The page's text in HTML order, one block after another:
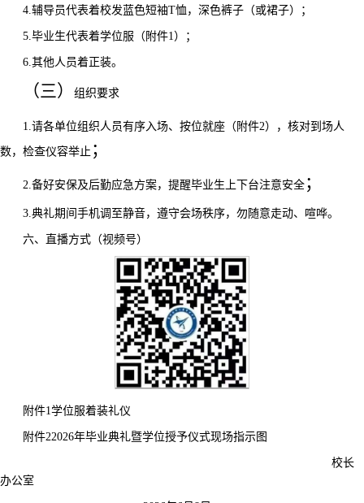
4.辅导员代表着校发蓝色短袖T恤，深色裤子（或裙子）；
5.毕业生代表着学位服（附件1）；
6.其他人员着 正装。
（三） 组织要求
1.请各单位组织人员有序入场、按位就座 （附件2），核对到场人
数，检查仪容举止 ；
2.备好安保及后勤应急方案，提醒毕业生上下台注意安全 ；
3.典礼期间手机调至静音，遵守会场秩序，勿随意走动、喧哗。
六、直播方式（视频号）
附件1学位服着装礼仪
附件22026年毕业典礼暨学位授予仪式现场指示图
校长
办公室